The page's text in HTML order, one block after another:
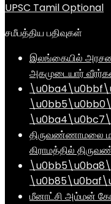
UPSC Tamil Optional
சமீபத்திய பதிவுகள்
இலங்கையில் அரசரை
அகமுடையார்
திருவண்ணாமலை
கிராமத்தில்
மீனாட்சி அம்மன்